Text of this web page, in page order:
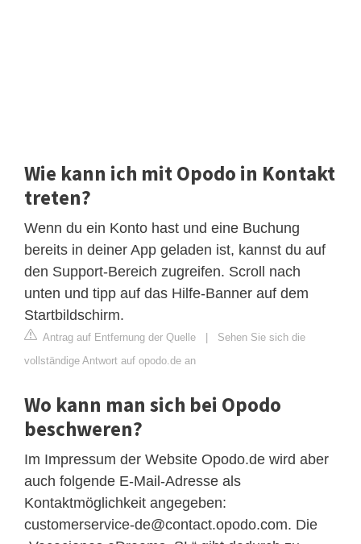
Wie kann ich mit Opodo in Kontakt
treten?
Wenn du ein Konto hast und eine Buchung
bereits in deiner App geladen ist, kannst du auf
den Support-Bereich zugreifen. Scroll nach
unten und tipp auf das Hilfe-Banner auf dem
Startbildschirm.
Antrag auf Entfernung der Quelle
Sehen Sie sich die
vollständige Antwort auf opodo.de an
Wo kann man sich bei Opodo
beschweren?
Im Impressum der Website Opodo.de wird aber
auch folgende E-Mail-Adresse als
Kontaktmöglichkeit angegeben:
customerservice-de@contact.opodo.com. Die